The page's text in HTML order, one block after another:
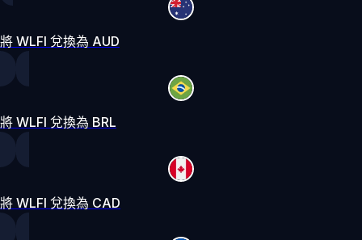
將 WLFI 兌換為 AUD
將 WLFI 兌換為 BRL
將 WLFI 兌換為 CAD